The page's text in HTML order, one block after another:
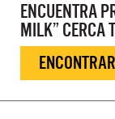
ENCUENTRA
MILK” CERCA